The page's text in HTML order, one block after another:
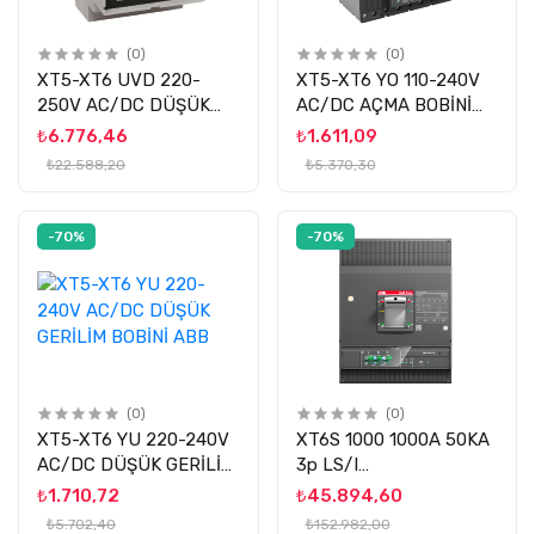
(0)
XT5-XT6 UVD 220-
250V AC/DC DÜŞÜK
GER.BOBİNİ GECİK.ÜNİT
ABB
₺6.776,46
₺22.588,20
(0)
XT5-XT6 YO 110-240V
AC/DC AÇMA BOBİNİ
ABB
₺1.611,09
₺5.370,30
-70%
(0)
XT5-XT6 YU 220-240V
AC/DC DÜŞÜK GERİLİM
BOBİNİ ABB
₺1.710,72
₺5.702,40
-70%
(0)
XT6S 1000 1000A 50KA
3p LS/I
TRM.MNY.KOMP.ŞLT
ABB
₺45.894,60
₺152.982,00